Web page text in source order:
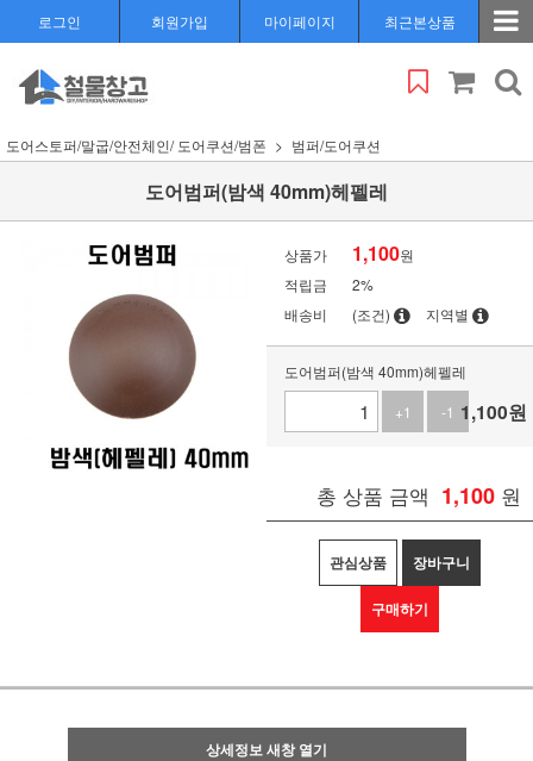
로그인 회원가입 마이페이지 최근본상품
도어스토퍼/말굽/안전체인/ 도어쿠션/범폰 범퍼/도어쿠션
도어범퍼(밤색 40mm)헤펠레
상품가 1,100원
적립금
2%
배송비
(조건) 지역별
도어범퍼(밤색 40mm)헤펠레
+1
-1 1,100원
총 상품 금액 1,100 원
관심상품 장바구니
구매하기
상세정보 새창 열기